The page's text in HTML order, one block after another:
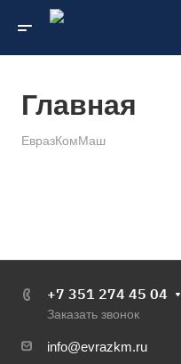
Главная
ЕвразКомМаш
+7 351 274 45 04
Заказать звонок
info@evrazkm.ru